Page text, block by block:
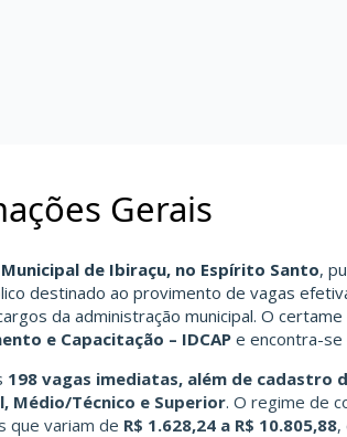
Gerais
de Ibiraçu, no Espírito Santo,
destinado ao provimento de vagas
da administração municipal. O
e Capacitação – IDCAP e encontra-se
198 vagas imediatas, além de cadastro
Médio/Técnico e Superior. O regime de
que variam de R$ 1.628,24 a R$ 10.805,88,